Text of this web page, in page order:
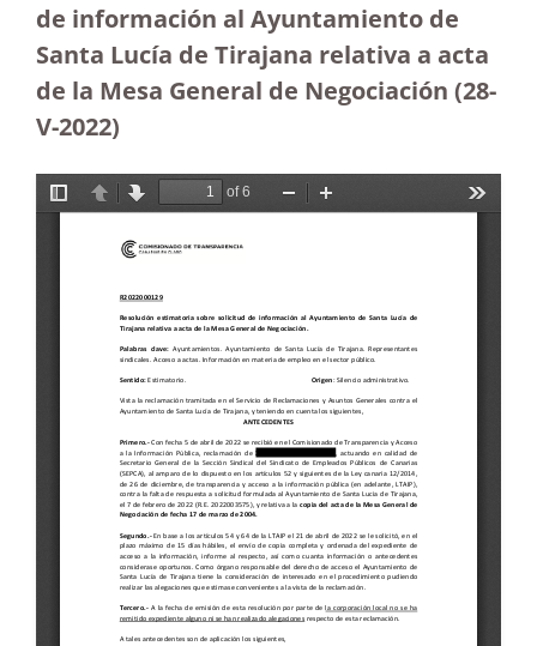
de información al Ayuntamiento de
Santa Lucía de Tirajana relativa a acta
de la Mesa General de Negociación (28-
V-2022)